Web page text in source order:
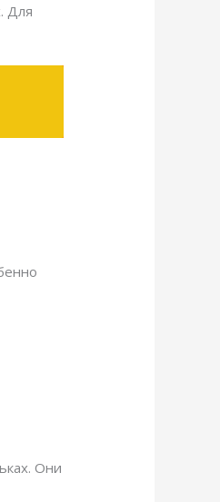
Для
Они